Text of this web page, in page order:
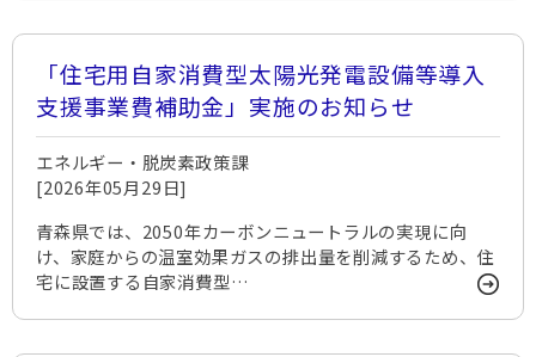
「住宅用自家消費型太陽光発電設備等導入
支援事業費補助金」実施のお知らせ
エネルギー・脱炭素政策課
[2026年05月29日]
青森県では、2050年カーボンニュートラルの実現に向
け、家庭からの温室効果ガスの排出量を削減するため、住
宅に設置する自家消費型…